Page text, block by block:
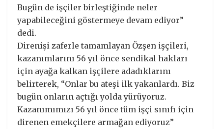
Bugün de işçiler birleştiğinde neler
yapabileceğini göstermeye devam ediyor”
dedi.
Direnişi zaferle tamamlayan Özşen işçileri,
kazanımlarını 56 yıl önce sendikal hakları
için ayağa kalkan işçilere adadıklarını
belirterek, “Onlar bu ateşi ilk yakanlardı. Biz
bugün onların açtığı yolda yürüyoruz.
Kazanımımızı 56 yıl önce tüm işçi sınıfı için
direnen emekçilere armağan ediyoruz”